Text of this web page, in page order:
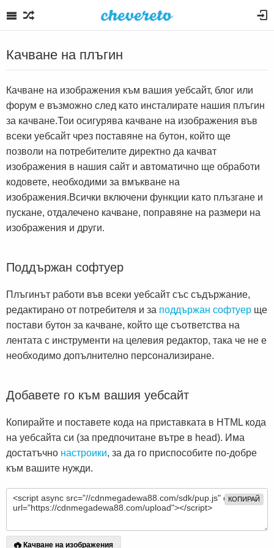
Качване на плъгин
Качване на изображения към вашия уебсайт, блог или
форум е възможно след като инсталирате нашия плъгин
за качване.Тои осигурява качване на изображения във
всеки уебсайт чрез поставяне на бутон, който ще
позволи на потребителите директно да качват
изображения в нашия сайт и автоматично ще обработи
кодовете, необходими за вмъкване на
изображения.Всички включени функции като плъзгане и
пускане, отдалечено качване, поправяне на размери на
изображения и други.
Поддържан софтуер
Плъгинът работи във всеки уебсайт със съдържание,
редактирано от потребителя и за поддържан софтуер ще
постави бутон за качване, който ще съответства на
лентата с инструменти на целевия редактор, така че не е
необходимо допълнително персонализиране.
Добавете го към вашия уебсайт
Копирайте и поставете кода на приставката в HTML кода
на уебсайта си (за предпочитане вътре в head). Има
достатъчно настроики, за да го приспособите по-добре
към вашите нужди.
КОПИРАЙ
Качване на изображения